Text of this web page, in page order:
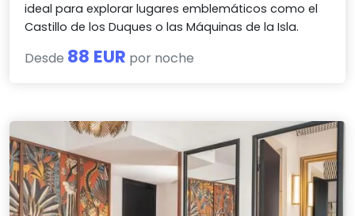
ideal para explorar lugares emblemáticos como el
Castillo de los Duques o las Máquinas de la Isla.
Desde 88 EUR por noche